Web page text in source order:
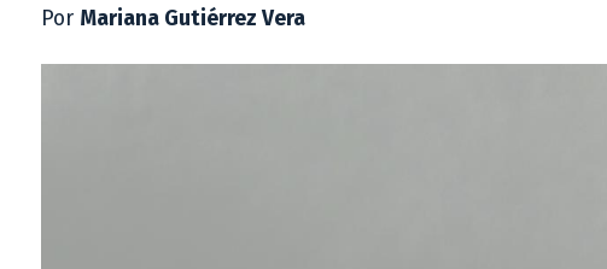
Por Mariana Gutiérrez Vera